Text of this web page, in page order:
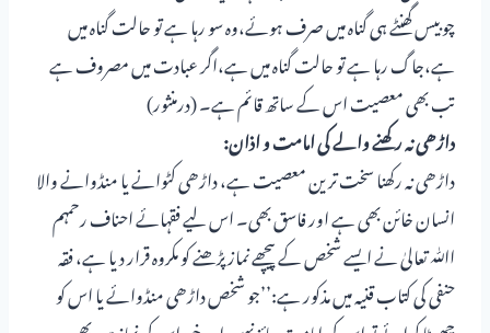
چوبیس گھنٹے ہی گناہ میں صرف ہوئے،وہ سو رہا ہے تو حالت گناہ میں
ہے،جاگ رہا ہے تو حالت گناہ میں ہے،اگر عبادت میں مصروف ہے
تب بھی معصیت اس کے ساتھ قائم ہے۔ (درمنثور)
داڑھی نہ رکھنے والے کی امامت و اذان:
داڑھی نہ رکھنا سخت ترین معصیت ہے، داڑھی کٹوانے یا منڈوانے والا
انسان خائن بھی ہے اور فاسق بھی۔ اس لیے فقہائے احناف رحمہم
اﷲ تعالیٰ نے ایسے شخص کے پیچھے نماز پڑھنے کو مکروہ قرار دیا ہے، فقہ
حنفی کی کتاب قنیہ میں مذکور ہے:’’جو شخص داڑھی منڈوائے یا اس کو